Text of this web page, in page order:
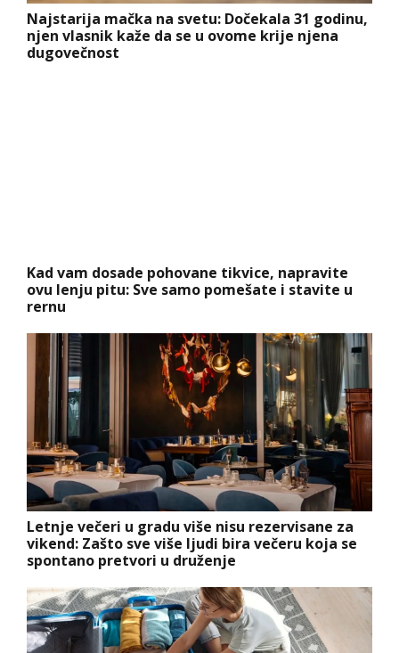
Najstarija mačka na svetu: Dočekala 31 godinu,
njen vlasnik kaže da se u ovome krije njena
dugovečnost
Kad vam dosade pohovane tikvice, napravite
ovu lenju pitu: Sve samo pomešate i stavite u
rernu
Letnje večeri u gradu više nisu rezervisane za
vikend: Zašto sve više ljudi bira večeru koja se
spontano pretvori u druženje